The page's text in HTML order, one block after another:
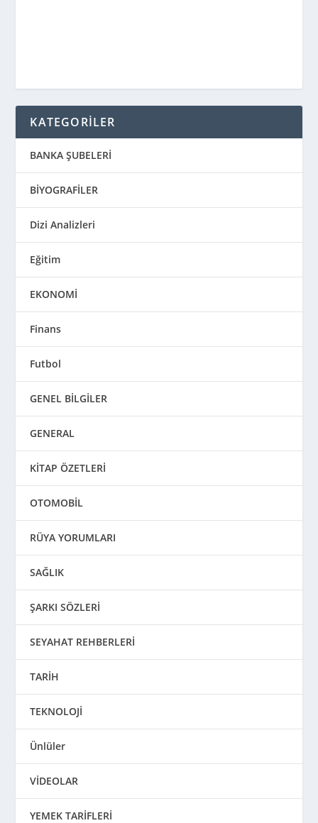
KATEGORİLER
BANKA ŞUBELERİ
BİYOGRAFİLER
Dizi Analizleri
Eğitim
EKONOMİ
Finans
Futbol
GENEL BİLGİLER
GENERAL
KİTAP ÖZETLERİ
OTOMOBİL
RÜYA YORUMLARI
SAĞLIK
ŞARKI SÖZLERİ
SEYAHAT REHBERLERİ
TARİH
TEKNOLOJİ
Ünlüler
VİDEOLAR
YEMEK TARİFLERİ